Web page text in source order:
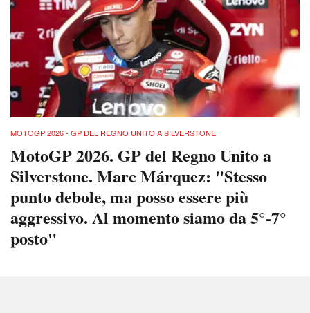
MOTOGP 2026 - GP DEL REGNO UNITO A SILVERSTONE
MotoGP 2026. GP del Regno Unito a
Silverstone. Marc Márquez: "Stesso
punto debole, ma posso essere più
aggressivo. Al momento siamo da 5°-7°
posto"